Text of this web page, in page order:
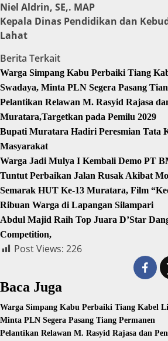
Niel Aldrin, SE,. MAP
Kepala Dinas Pendidikan dan
Lahat
Berita Terkait
Warga Simpang Kabu Perbaiki Tiang
Swadaya, Minta PLN Segera Pasang
Pelantikan Relawan M. Rasyid Rajasa
Muratara,Targetkan pada Pemilu 2029
Bupati Muratara Hadiri Peresmian Tata
Masyarakat
Warga Jadi Mulya I Kembali Demo PT
Tuntut Perbaikan Jalan Rusak Akibat
Semarak HUT Ke-13 Muratara, Film
Ribuan Warga di Lapangan Silampari
Abdul Majid Raih Top Juara D’Star
Competition,
Post Views: 226
Baca Juga
Warga Simpang Kabu Perbaiki Tiang Kabel
Minta PLN Segera Pasang Tiang Permanen
Pelantikan Relawan M. Rasyid Rajasa dan